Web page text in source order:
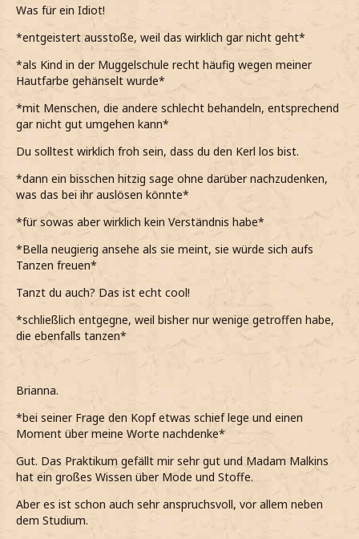
Was für ein Idiot!
*entgeistert ausstoße, weil das wirklich gar nicht geht*
*als Kind in der Muggelschule recht häufig wegen meiner
Hautfarbe gehänselt wurde*
*mit Menschen, die andere schlecht behandeln, entsprechend
gar nicht gut umgehen kann*
Du solltest wirklich froh sein, dass du den Kerl los bist.
*dann ein bisschen hitzig sage ohne darüber nachzudenken,
was das bei ihr auslösen könnte*
*für sowas aber wirklich kein Verständnis habe*
*Bella neugierig ansehe als sie meint, sie würde sich aufs
Tanzen freuen*
Tanzt du auch? Das ist echt cool!
*schließlich entgegne, weil bisher nur wenige getroffen habe,
die ebenfalls tanzen*
Brianna.
*bei seiner Frage den Kopf etwas schief lege und einen
Moment über meine Worte nachdenke*
Gut. Das Praktikum gefällt mir sehr gut und Madam Malkins
hat ein großes Wissen über Mode und Stoffe.
Aber es ist schon auch sehr anspruchsvoll, vor allem neben
dem Studium.